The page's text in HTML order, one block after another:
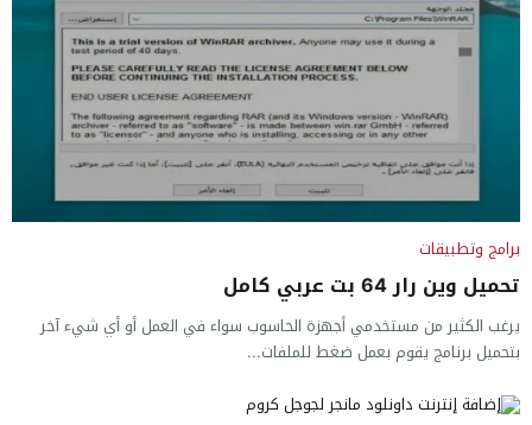
برامج وتطبيقات
تحميل وين رار 64 بت عربي كامل
يرغب الكثير من مستخدمي أجهزة الحاسوب سواء في العمل أو أي شيء آخر
بتحميل برنامج يقوم بعمل ضغط للملفات...